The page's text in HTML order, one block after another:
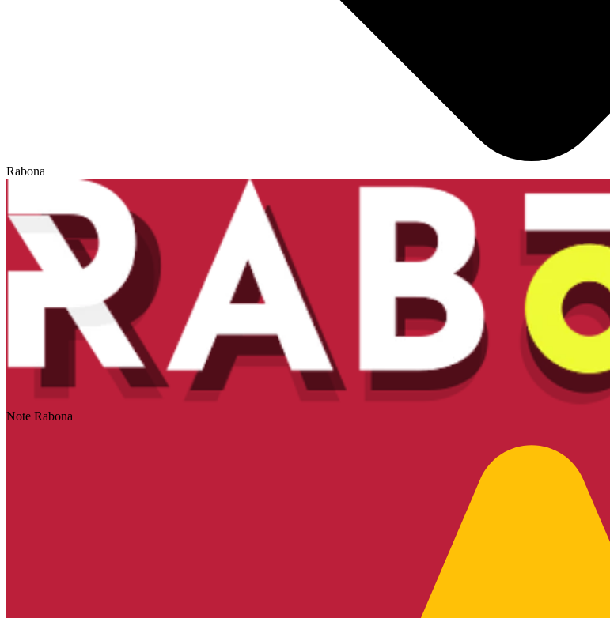
Rabona
Note Rabona